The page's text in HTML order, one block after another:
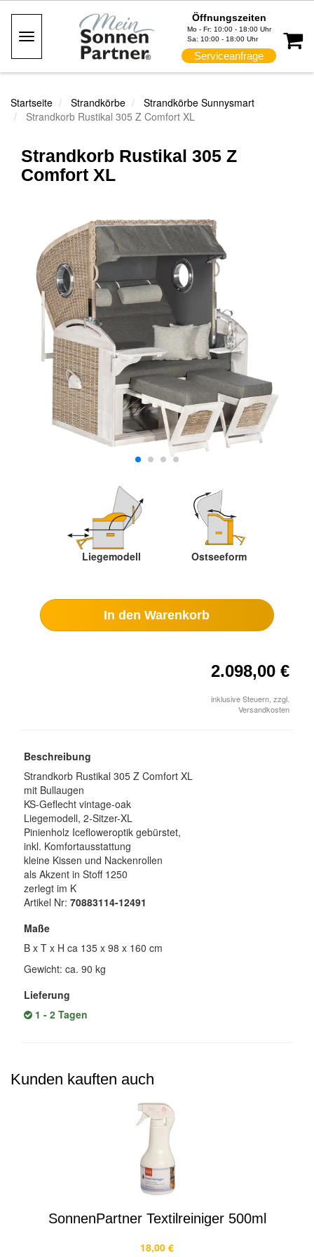
Toggle
Öffnungszeiten
Mo - Fr: 10:00 - 18:00 Uhr
Sa: 10:00 - 18:00 Uhr
Serviceanfrage
Startseite Strandkörbe
Strandkörbe Sunnysmart
Strandkorb Rustikal 305 Z Comfort XL
Strandkorb Rustikal 305 Z
Comfort XL
Liegemodell Ostseeform
In den Warenkorb
2.098,00 €
inklusive Steuern, zzgl.
Versandkosten
Beschreibung
Strandkorb Rustikal 305 Z Comfort XL
mit Bullaugen
KS-Geflecht vintage-oak
Liegemodell, 2-Sitzer-XL
Pinienholz Icefloweroptik gebürstet,
inkl. Komfortausstattung
kleine Kissen und Nackenrollen
als Akzent in Stoff 1250
zerlegt im K
Artikel Nr: 70883114-12491
Maße
B x T x H ca 135 x 98 x 160 cm
Gewicht: ca. 90 kg
Lieferung
1 - 2 Tagen
Kunden kauften auch
SonnenPartner Textilreiniger 500ml
18,00 €